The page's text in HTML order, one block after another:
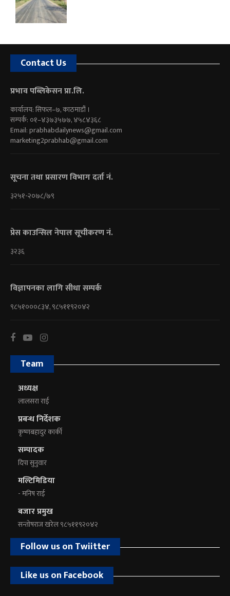
Contact Us
प्रभाव पब्लिकेसन प्रा.लि.
कार्यालय: सिफल–७, काठमाडौं ।
सम्पर्क: ०१–४३७३५७७, ४५८४३६८
Email:prabhabdailynews@gmail.com
marketing2prabhab@gmail.com
सूचना तथा प्रसारण विभाग दर्ता नं.
३२५१-२०७८/७९
प्रेस काउन्सिल नेपाल सूचीकरण नं.
३२३६
विज्ञापनका लागि सीधा सम्पर्क
९८५१०००८३४, ९८५११९२०४२
Team
अध्यक्ष
लालसरा राई
प्रबन्ध निर्देशक
कृष्णबहादुर कार्की
सम्पादक
दिपा सुनुवार
मल्टिमिडिया
- मनिष राई
बजार प्रमुख
सन्तोषराज खरेल ९८५११९२०४२
Follow us on Twiitter
Like us on Facebook